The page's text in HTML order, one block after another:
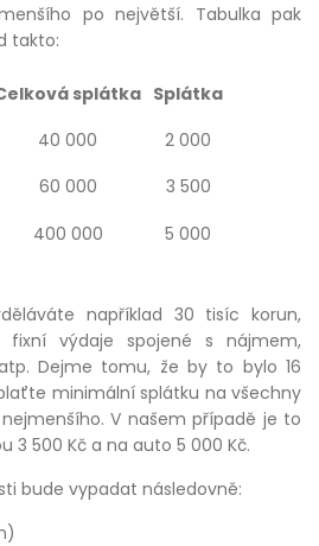
po největší. Tabulka pak
takto:
splátka Splátka
40 000
2 000
60 000
3 500
400 000 5 000
například 30 tisíc korun,
fixní výdaje spojené s nájmem,
Dejme tomu, že by to bylo 16
minimální splátku na všechny
V našem případě je to
3 500 Kč a na auto 5 000 Kč.
bude vypadat následovně: